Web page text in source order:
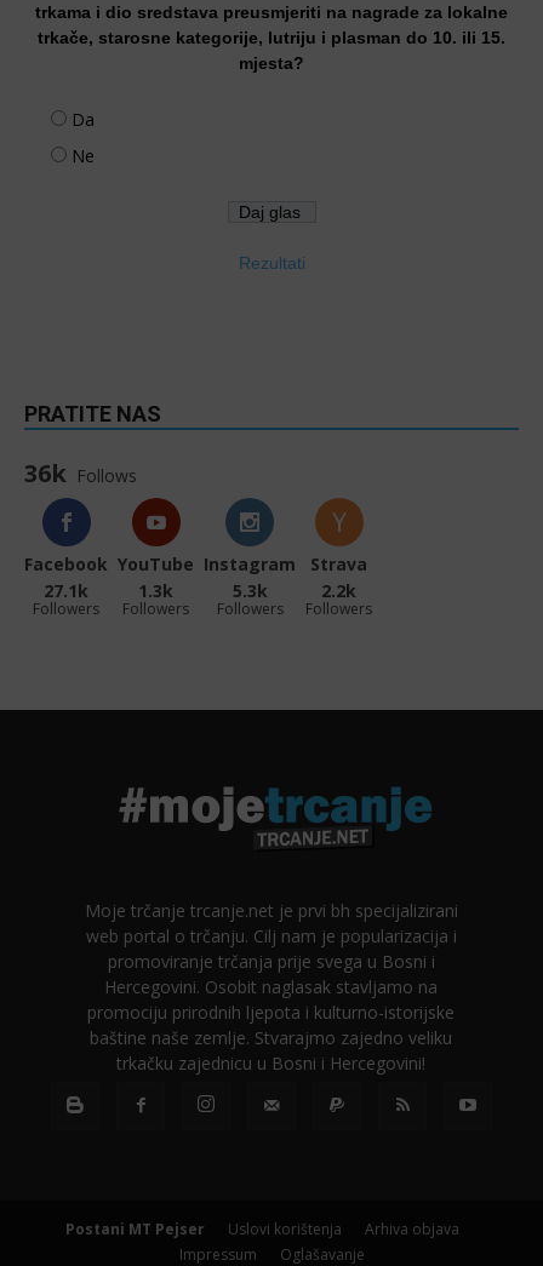
trkama i dio sredstava preusmjeriti na nagrade za lokalne
trkače, starosne kategorije, lutriju i plasman do 10. ili 15.
mjesta?
Da
Ne
Rezultati
PRATITE NAS
36k Follows
Facebook
27.1k
Followers
YouTube
1.3k
Followers
Instagram
5.3k
Followers
Strava
2.2k
Followers
Moje trčanje trcanje.net je prvi bh specijalizirani
web portal o trčanju. Cilj nam je popularizacija i
promoviranje trčanja prije svega u Bosni i
Hercegovini. Osobit naglasak stavljamo na
promociju prirodnih ljepota i kulturno-istorijske
baštine naše zemlje. Stvarajmo zajedno veliku
trkačku zajednicu u Bosni i Hercegovini!
Postani MT Pejser Uslovi korištenja
Arhiva objava
Impressum
Oglašavanje